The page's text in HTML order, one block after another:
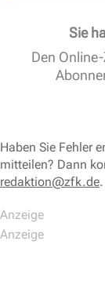
Sie
Den
Haben Sie Fehler
mitteilen? Dann
redaktion@zfk.de.